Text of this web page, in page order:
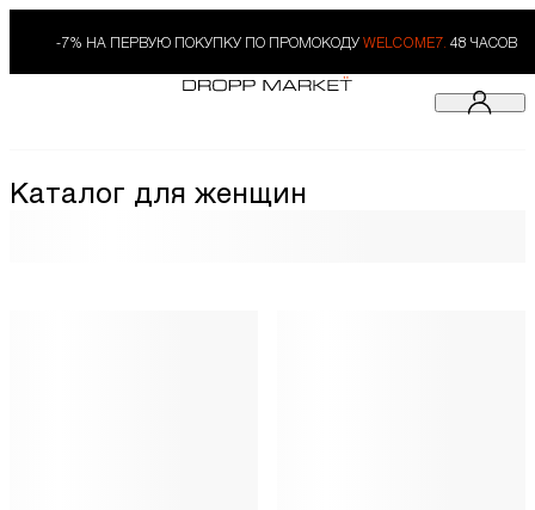
-7% НА ПЕРВУЮ ПОКУПКУ ПО ПРОМОКОДУ WELCOME7. 48 ЧАСОВ
Каталог для женщин